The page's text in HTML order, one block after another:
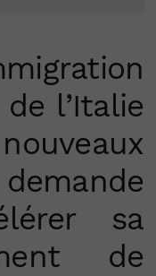
l’Italie
sa
de